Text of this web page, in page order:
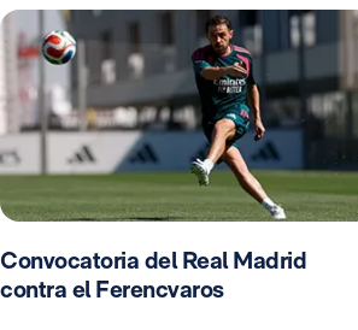
Convocatoria del Real Madrid
contra el Ferencvaros